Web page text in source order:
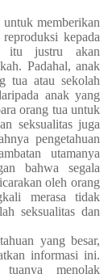
memberikan
kepada
itu justru akan
Padahal, anak
tua atau sekolah
anak yang
orang tua untuk
seksualitas juga
pengetahuan
utamanya
bahwa segala
oleh orang
merasa tidak
seksualitas dan
yang besar,
informasi ini.
menolak